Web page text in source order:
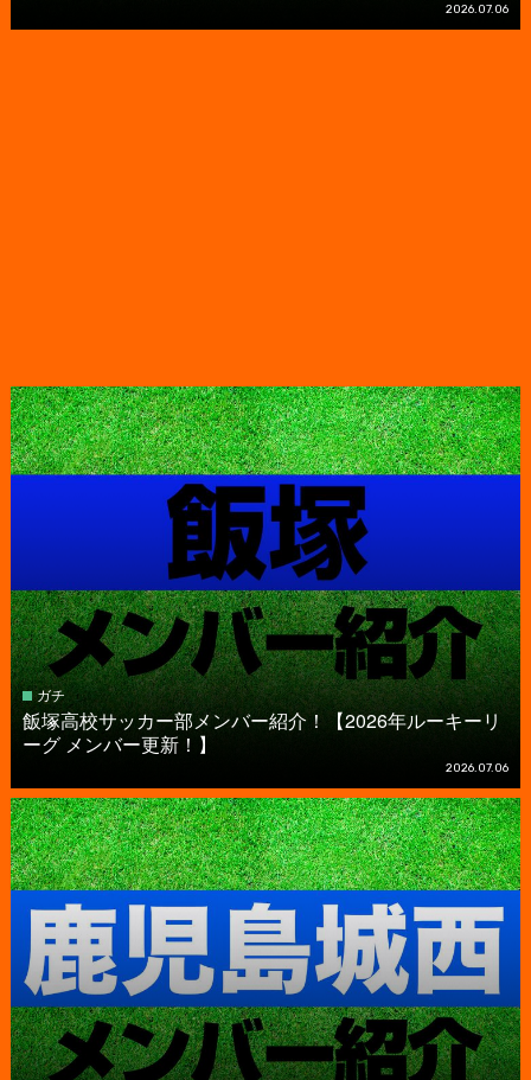
2026.07.06
ガチ
飯塚高校サッカー部メンバー紹介！【2026年ルーキーリ
ーグ メンバー更新！】
2026.07.06